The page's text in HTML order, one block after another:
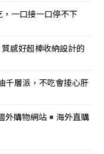
一口接一口停不下
感好超棒收納設計的
千層派，不吃會捶心肝
外購物網站
海外直購